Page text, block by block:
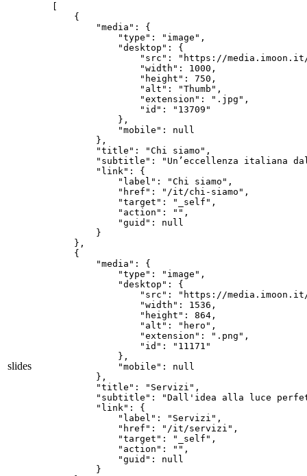
slides
[
    {
        "media": {
            "type": "image",
            "desktop": {
"src": "https://
                "width": 1000,
                "height": 750,
                "alt": "Thumb",
                "extension": ".jpg",
                "id": "13709"
            },
            "mobile": null
        },
        "title": "Chi siamo",
"subtitle": "Un’eccellenza italiana
        "link": {
            "label": "Chi siamo",
            "href": "/it/chi-siamo",
            "target": "_self",
            "action": "",
            "guid": null
        }
    },
    {
        "media": {
            "type": "image",
            "desktop": {
"src": "https://
                "width": 1536,
                "height": 864,
                "alt": "hero",
                "extension": ".png",
                "id": "11171"
            },
            "mobile": null
        },
        "title": "Servizi",
"subtitle": "Dall'idea alla luce
        "link": {
            "label": "Servizi",
            "href": "/it/servizi",
            "target": "_self",
            "action": "",
            "guid": null
        }